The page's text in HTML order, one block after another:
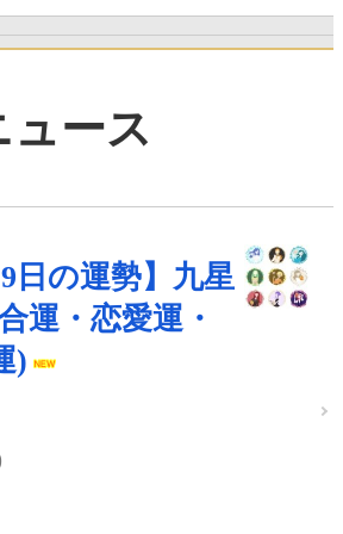
ュース
9日の運勢】九星
運・恋愛運・
)